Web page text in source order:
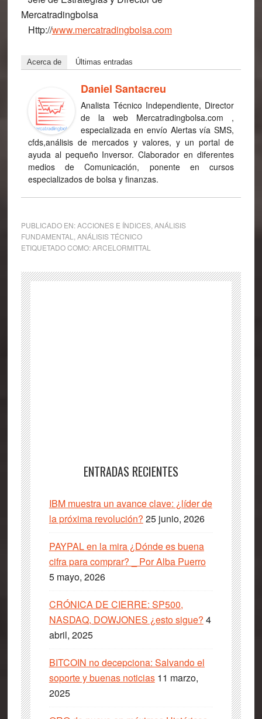
Mercatradingbolsa
Http://www.mercatradingbolsa.com
Acerca de Últimas entradas
Daniel Santacreu
Analista Técnico Independiente, Director
de la web Mercatradingbolsa.com ,
especializada en envío Alertas vía SMS,
cfds,análisis de mercados y valores, y un portal de
ayuda al pequeño Inversor. Claborador en diferentes
medios de Comunicación, ponente en cursos
especializados de bolsa y finanzas.
PUBLICADO EN:ACCIONES E ÍNDICES, ANÁLISIS
FUNDAMENTAL
ANÁLISIS TÉCNICO
ETIQUETADO COMO:ARCELORMITTAL
ENTRADAS RECIENTES
IBM muestra un avance clave: ¿líder de
la próxima revolución? 25 junio, 2026
PAYPAL en la mira ¿Dónde es buena
cifra para comprar? _ Por Alba Puerro
5 mayo, 2026
CRÓNICA DE CIERRE: SP500,
NASDAQ, DOWJONES ¿esto sigue? 4
abril, 2025
BITCOIN no decepciona: Salvando el
soporte y buenas noticias 11 marzo,
2025